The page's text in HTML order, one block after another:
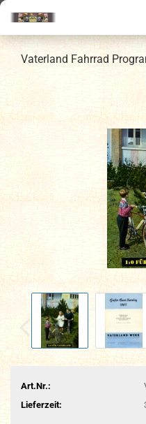
Vaterland Fahrrad
Art.Nr.:
Lieferzeit: